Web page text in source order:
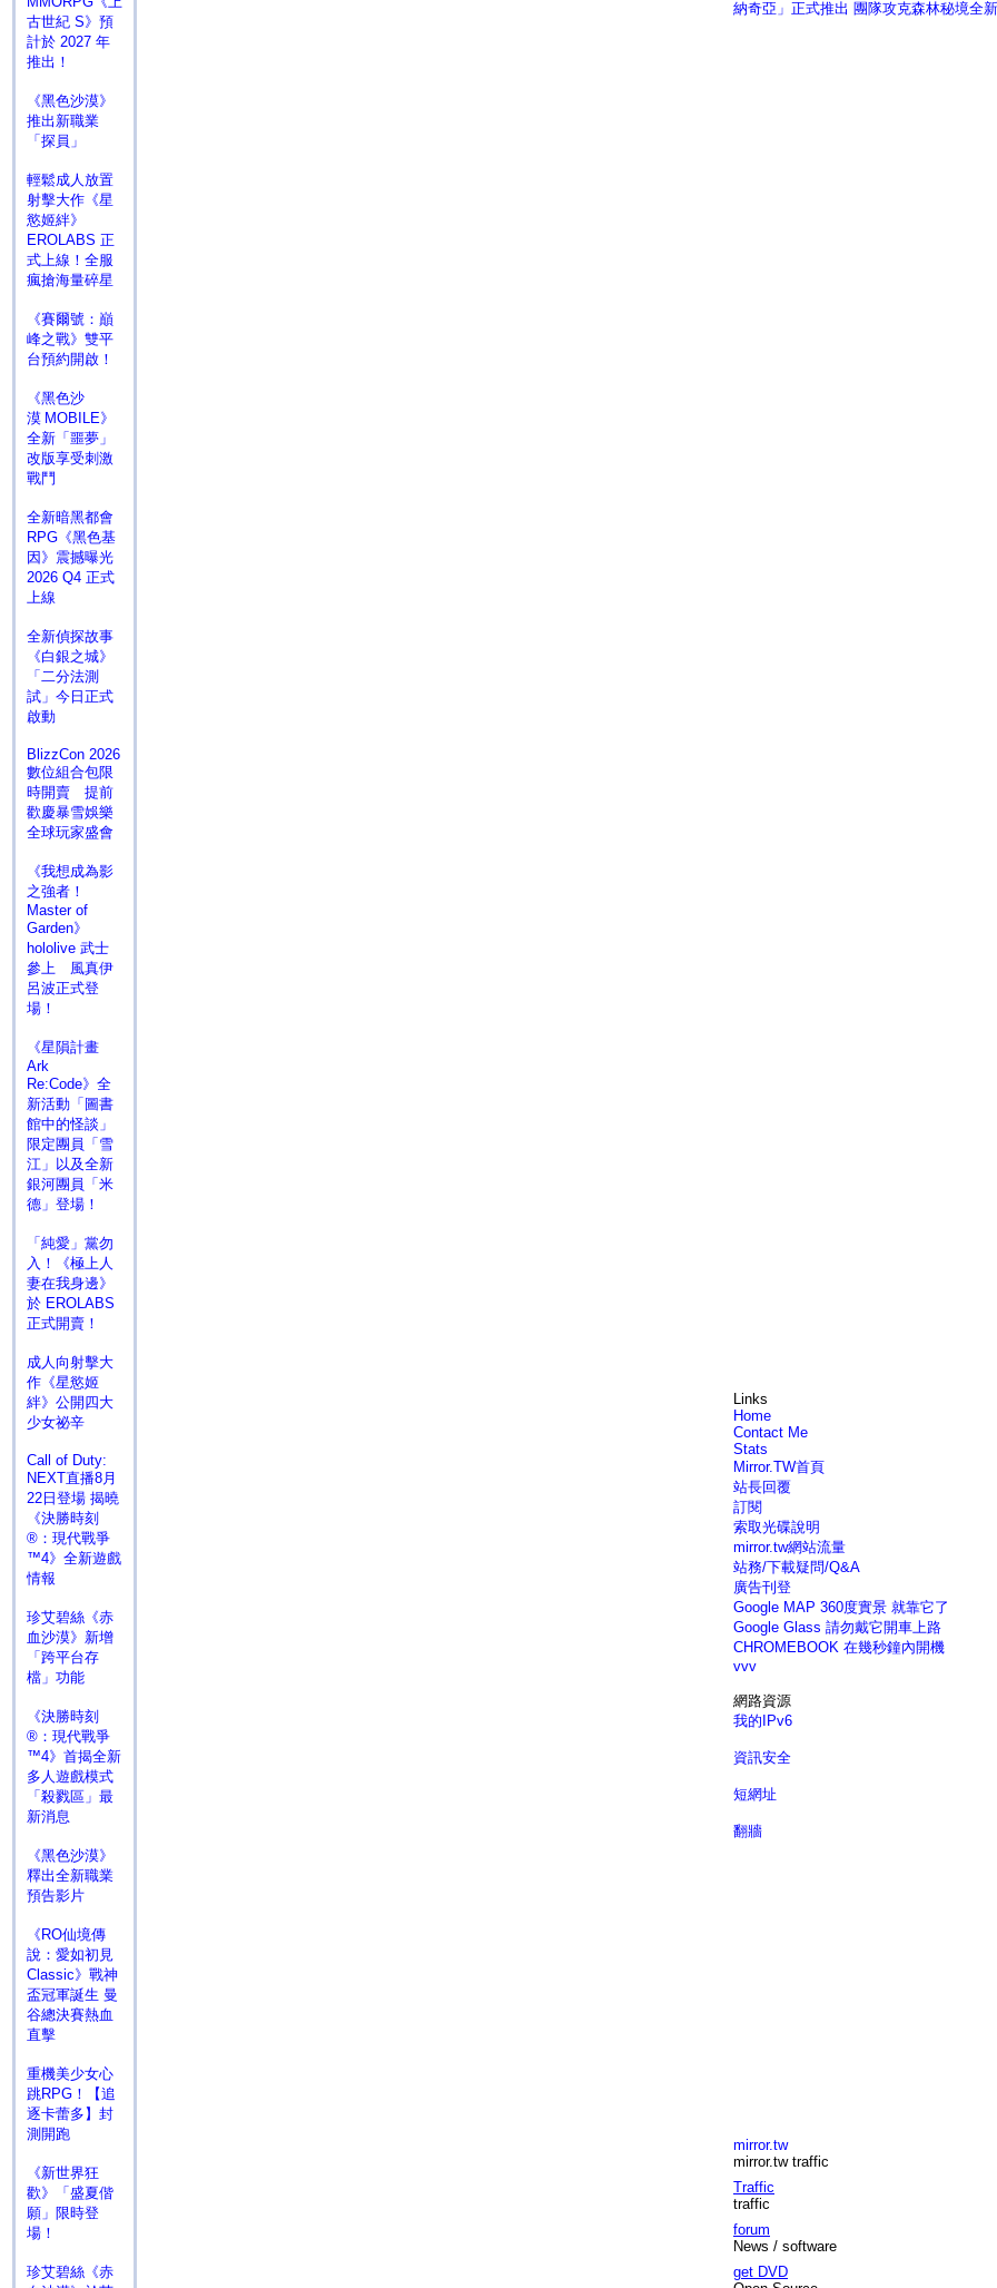
古世紀 S》預
計於 2027 年
推出！
《黑色沙漠》
推出新職業
「探員」
輕鬆成人放置
射擊大作《星
慾姬絆》
EROLABS 正
式上線！全服
瘋搶海量碎星
《賽爾號：巔
峰之戰》雙平
台預約開啟！
《黑色沙
漠 MOBILE》
全新「噩夢」
改版享受刺激
戰鬥
全新暗黑都會
RPG《黑色基
因》震撼曝光
2026 Q4 正式
上線
全新偵探故事
《白銀之城》
「二分法測
試」今日正式
啟動
BlizzCon 2026
數位組合包限
時開賣 提前
歡慶暴雪娛樂
全球玩家盛會
《我想成為影
之強者！
Master of
Garden》
hololive 武士
參上 風真伊
呂波正式登
場！
《星隕計畫
Ark
Re:Code》全
新活動「圖書
館中的怪談」
限定團員「雪
江」以及全新
銀河團員「米
德」登場！
「純愛」黨勿
入！《極上人
妻在我身邊》
於 EROLABS
正式開賣！
成人向射擊大
作《星慾姬
絆》公開四大
少女祕辛
Call of Duty:
NEXT直播8月
22日登場 揭曉
《決勝時刻
®：現代戰爭
™4》全新遊戲
情報
珍艾碧絲《赤
血沙漠》新增
「跨平台存
檔」功能
《決勝時刻
®：現代戰爭
™4》首揭全新
多人遊戲模式
「殺戮區」最
新消息
《黑色沙漠》
釋出全新職業
預告影片
《RO仙境傳
說：愛如初見
Classic》戰神
盃冠軍誕生 曼
谷總決賽熱血
直擊
重機美少女心
跳RPG！【追
逐卡蕾多】封
測開跑
《新世界狂
歡》「盛夏偕
願」限時登
場！
珍艾碧絲《赤
納奇亞」正式推出 團隊攻克森林秘境全
Links
Home
Contact Me
Stats
Mirror.TW首頁
站長回覆
訂閱
索取光碟說明
mirror.tw網站流量
站務/下載疑問/Q&A
廣告刊登
Google MAP 360度實景 就靠它了
Google Glass 請勿戴它開車上路
CHROMEBOOK 在幾秒鐘內開機
vvv
網路資源
我的IPv6
資訊安全
短網址
翻牆
mirror.tw
mirror.tw traffic
Traffic
traffic
forum
News / software
get DVD